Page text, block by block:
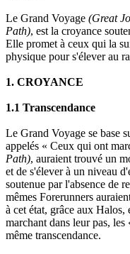
Le Grand Voyage (Great
Path), est la croyance
Elle promet à ceux qui la
physique pour s'élever au
1. CROYANCE
1.1 Transcendance
Le Grand Voyage se base
appelés « Ceux qui ont
Path), auraient trouvé un
et de s'élever à un niveau
soutenue par l'absence de
mêmes Forerunners
à cet état, grâce aux Halos,
marchant dans leur pas,
même transcendance.